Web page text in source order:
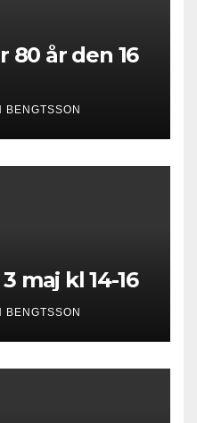
80 år den 16
BENGTSSON
maj kl 14-16
BENGTSSON